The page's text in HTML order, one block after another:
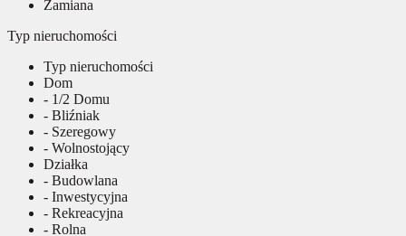
Zamiana
Typ nieruchomości
Typ nieruchomości
Dom
- 1/2 Domu
- Bliźniak
- Szeregowy
- Wolnostojący
Działka
- Budowlana
- Inwestycyjna
- Rekreacyjna
- Rolna